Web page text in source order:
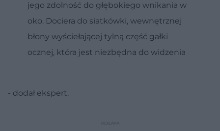
jego zdolność do głębokiego wnikania w
oko. Dociera do siatkówki, wewnętrznej
błony wyściełającej tylną część gałki
ocznej, która jest niezbędna do widzenia
- dodał ekspert.